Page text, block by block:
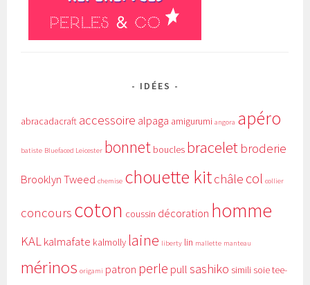
IDÉES
abracadacraft accessoire alpaga amigurumi angora apéro
batiste Bluefaced Leicester bonnet boucles bracelet broderie
Brooklyn Tweed chemise chouette kitchâle col collier
concours coton coussin décoration homme
KALkalmafate kalmolly laine liberty lin mallette manteau
mérinos origami patron perle pull sashiko simili soietee-